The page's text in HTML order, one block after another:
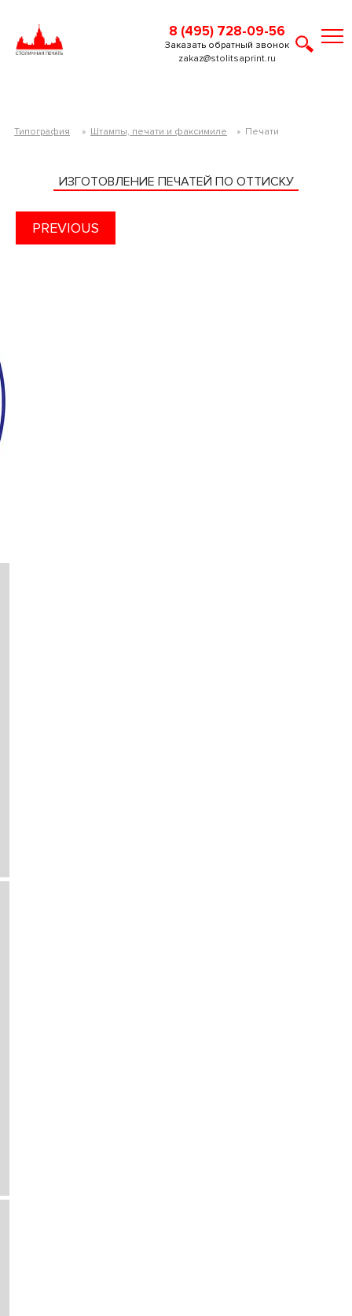
8 (495) 728-09-56
zakaz@stolitsaprint.ru
Заказать обратный звонок
Типография » Штампы, печати и факсимиле » Печати
ИЗГОТОВЛЕНИЕ ПЕЧАТЕЙ ПО ОТТИСКУ
PREVIOUS